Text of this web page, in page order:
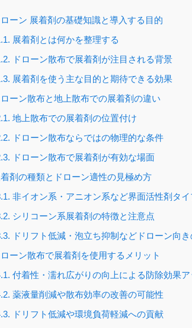
ローン 展着剤の基礎知識と導入する目的
展着剤とは何かを整理する
ドローン散布で展着剤が注目される背景
展着剤を使う主な目的と期待できる効果
ローン散布と地上散布での展着剤の違い
地上散布での展着剤の位置付け
ドローン散布ならではの物理的な条件
ドローン散布で展着剤が有効な場面
着剤の種類とドローン適性の見極め方
非イオン系・アニオン系など界面活性剤タイ
シリコーン系展着剤の特徴と注意点
ドリフト低減・泡立ち抑制などドローン向
ローン散布で展着剤を使用するメリット
付着性・濡れ広がりの向上による防除効果ア
薬液量削減や散布効率の改善の可能性
ドリフト低減や環境負荷軽減への貢献